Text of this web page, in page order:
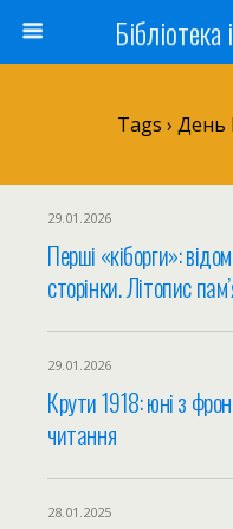
Tags › День
29.01.2026
Перші «кіборги»:
сторінки. Літопис
29.01.2026
Крути 1918: юні з
читання
28.01.2025